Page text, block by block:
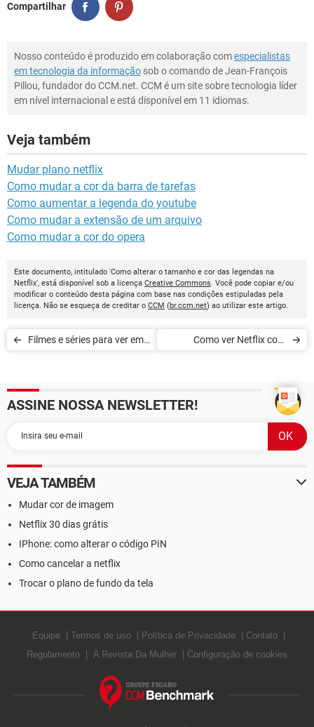
Compartilhar
Nosso conteúdo é produzido em colaboração comespecialistas
em tecnologia da informação sob o comando de Jean-François
Pillou, fundador do CCM.net. CCM é um site sobre tecnologia líder
em nível internacional e está disponível em 11 idiomas.
Veja também
Mudar plano netflix
Como mudar a cor da barra de tarefas
Como aumentar a legenda do youtube
Como mudar a extensão de um arquivo
Como mudar a cor do opera
Este documento, intitulado 'Como alterar o tamanho e cor das legendas na
Netflix', está disponível sob a licença Creative Commons. Você pode copiar e/ou
modificar o conteúdo desta página com base nas condições estipuladas pela
licença. Não se esqueça de creditar o CCM (br.ccm.net) ao utilizar este artigo.
Filmes e séries para ver em
Como ver Netflix com
ASSINE NOSSA NEWSLETTER!
VEJA TAMBÉM
Mudar cor de imagem
Netflix 30 dias grátis
IPhone: como alterar o código PIN
Como cancelar a netflix
Trocar o plano de fundo da tela
Equipe Termos de uso Política de Privacidade
Contato
Regulamento
A Revista Da Mulher Configuração de cookies